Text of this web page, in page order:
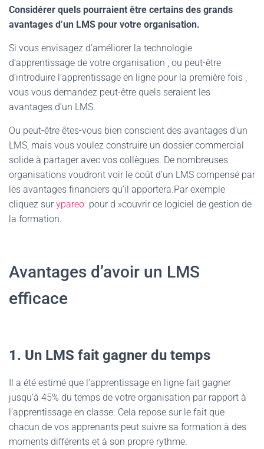
Considérer quels pourraient être certains des grands
avantages d’un LMS pour votre organisation.
Si vous envisagez d’améliorer la technologie
d’apprentissage de votre organisation , ou peut-être
d’introduire l’apprentissage en ligne pour la première fois ,
vous vous demandez peut-être quels seraient les
avantages d’un LMS.
Ou peut-être êtes-vous bien conscient des avantages d’un
LMS, mais vous voulez construire un dossier commercial
solide à partager avec vos collègues. De nombreuses
organisations voudront voir le coût d’un LMS compensé par
les avantages financiers qu’il apportera.Par exemple
cliquez surypareo pour d »couvrir ce logiciel de gestion de
la formation.
Avantages d’avoir un LMS
efficace
1. Un LMS fait gagner du temps
Il a été estimé que l’apprentissage en ligne fait gagner
jusqu’à 45% du temps de votre organisation par rapport à
l’apprentissage en classe. Cela repose sur le fait que
chacun de vos apprenants peut suivre sa formation à des
moments différents et à son propre rythme.